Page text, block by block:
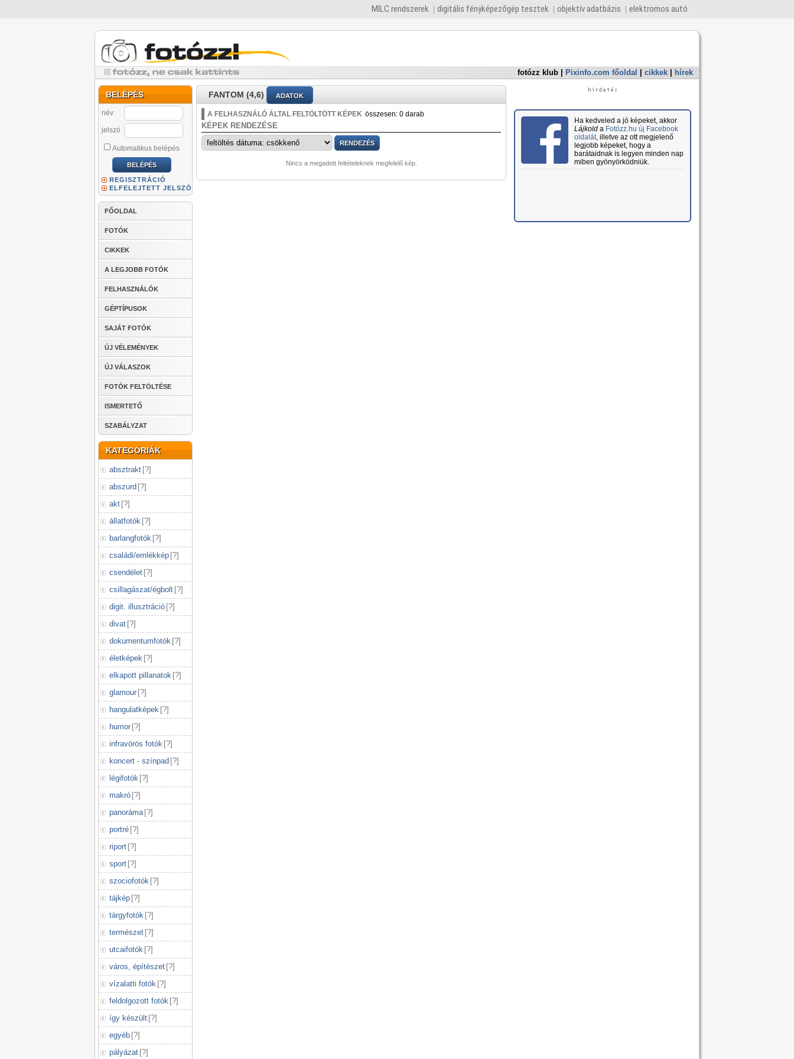
MILC rendszerek digitális fényképezőgép tesztek objektív adatbázis elektromos autó
fotózz klub Pixinfo.com főoldal cikkek hírek
BELÉPÉS
név
jelszó
Automatikus belépés
REGISZTRÁCIÓ
ELFELEJTETT JELSZÓ
FŐOLDAL
FOTÓK
CIKKEK
A LEGJOBB FOTÓK
FELHASZNÁLÓK
GÉPTÍPUSOK
SAJÁT FOTÓK
ÚJ VÉLEMÉNYEK
ÚJ VÁLASZOK
FOTÓK FELTÖLTÉSE
ISMERTETŐ
SZABÁLYZAT
KATEGÓRIÁK
absztrakt [?]
abszurd [?]
akt [?]
állatfotók [?]
barlangfotók [?]
családi/emlékkép [?]
csendélet [?]
csillagászat/égbolt [?]
digit. illusztráció [?]
divat [?]
dokumentumfotók [?]
életképek [?]
elkapott pillanatok [?]
glamour [?]
hangulatképek [?]
humor [?]
infravörös fotók [?]
koncert - színpad [?]
légifotók [?]
makró [?]
panoráma [?]
portré [?]
riport [?]
sport [?]
szociofotók [?]
tájkép [?]
tárgyfotók [?]
természet [?]
utcaifotók [?]
város, építészet [?]
vízalatti fotók [?]
feldolgozott fotók [?]
így készült [?]
egyéb [?]
pályázat [?]
FANTOM (4,6) ADATOK
A FELHASZNÁLÓ ÁLTAL FELTÖLTÖTT KÉPEK összesen: 0 darab
KÉPEK RENDEZÉSE
Nincs a megadott feltételeknek megfelelő kép.
Ha kedveled a jó képeket, akkor
Lájkolda Fotózz.hu új Facebook
oldalát, illetve az ott megjelenő
legjobb képeket, hogy a
barátaidnak is legyen minden nap
miben gyönyörködniük.